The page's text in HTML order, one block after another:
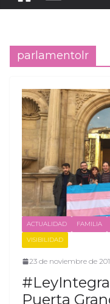
parlamentolr
ACTUALIDAD FAMILIA
VISIBILIDAD
23 de noviembre de
Puerta